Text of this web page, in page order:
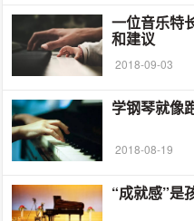
一位音乐特
和建议
2018-09-03
学钢琴就像
2018-08-19
“成就感”是